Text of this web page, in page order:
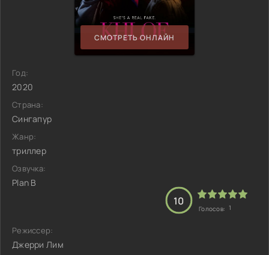
СМОТРЕТЬ ОНЛАЙН
Год:
2020
Страна:
Сингапур
Жанр:
триллер
Озвучка:
Plan B
10
Голосов: 1
Режиссер:
Джерри Лим